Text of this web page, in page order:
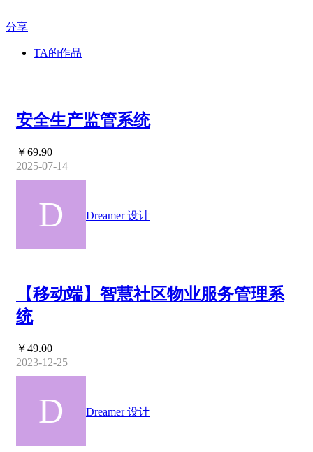
分享
TA的作品
安全生产监管系统
￥69.90
2025-07-14
Dreamer 设计
【移动端】智慧社区物业服务管理系
统
￥49.00
2023-12-25
Dreamer 设计